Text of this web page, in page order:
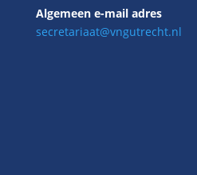
Algemeen e-mail adres
secretariaat@vngutrecht.nl